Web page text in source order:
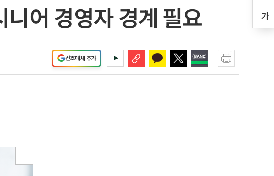
가
니어 경영자 경계 필요
선호매체 추가